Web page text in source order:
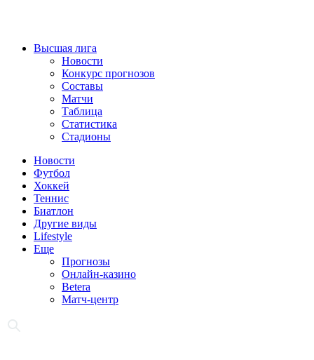
Высшая лига
Новости
Конкурс прогнозов
Составы
Матчи
Таблица
Статистика
Стадионы
Новости
Футбол
Хоккей
Теннис
Биатлон
Другие виды
Lifestyle
Еще
Прогнозы
Онлайн-казино
Betera
Матч-центр